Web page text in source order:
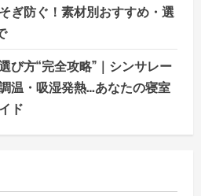
ぎ防ぐ！素材別おすすめ・選
び方“完全攻略”｜シンサレー
温・吸湿発熱…あなたの寝室
ド